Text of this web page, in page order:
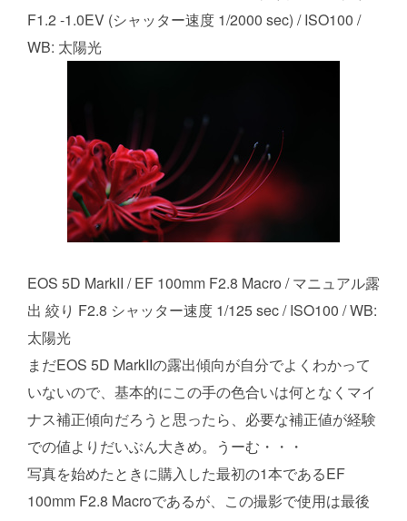
F1.2 -1.0EV (シャッター速度 1/2000 sec) / ISO100 /
WB: 太陽光
EOS 5D MarkII / EF 100mm F2.8 Macro / マニュアル露
出 絞り F2.8 シャッター速度 1/125 sec / ISO100 / WB:
太陽光
まだEOS 5D MarkIIの露出傾向が自分でよくわかって
いないので、基本的にこの手の色合いは何となくマイ
ナス補正傾向だろうと思ったら、必要な補正値が経験
での値よりだいぶん大きめ。うーむ・・・
写真を始めたときに購入した最初の1本であるEF
100mm F2.8 Macroであるが、この撮影で使用は最後